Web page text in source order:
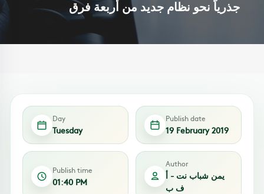
جذرياً نحو نظام جديد من أربعة فرق
Day
Tuesday
Publish date
19 February 2019
Publish time
01:40 PM
Author
يمن شباب نت - أ
ف ب